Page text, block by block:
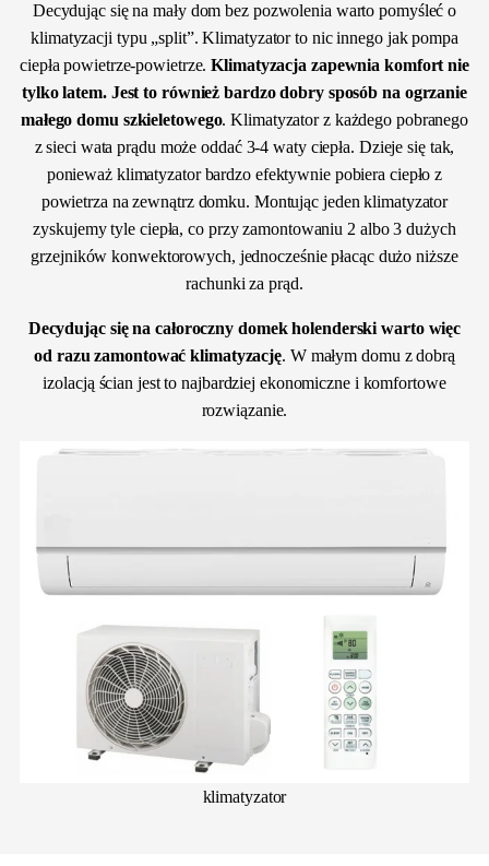
Decydując się na mały dom bez pozwolenia warto pomyśleć o
klimatyzacji typu „split”. Klimatyzator to nic innego jak pompa
ciepła powietrze-powietrze.Klimatyzacja zapewnia komfort nie
tylko latem. Jest to również bardzo dobry sposób na ogrzanie
małego domu szkieletowego. Klimatyzator z każdego pobranego
z sieci wata prądu może oddać 3-4 waty ciepła. Dzieje się tak,
ponieważ klimatyzator bardzo efektywnie pobiera ciepło z
powietrza na zewnątrz domku. Montując jeden klimatyzator
zyskujemy tyle ciepła, co przy zamontowaniu 2 albo 3 dużych
grzejników konwektorowych, jednocześnie płacąc dużo niższe
rachunki za prąd.
Decydując się na całoroczny domek holenderski warto więc
od razu zamontować klimatyzację. W małym domu z dobrą
izolacją ścian jest to najbardziej ekonomiczne i komfortowe
rozwiązanie.
klimatyzator